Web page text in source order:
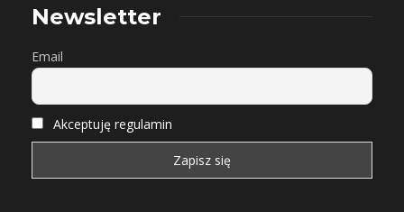
Newsletter
Email
Akceptuję regulamin